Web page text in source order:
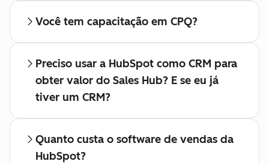
Você tem capacitação em CPQ?
Preciso usar a HubSpot como CRM para
obter valor do Sales Hub? E se eu já
tiver um CRM?
Quanto custa o software de vendas da
HubSpot?